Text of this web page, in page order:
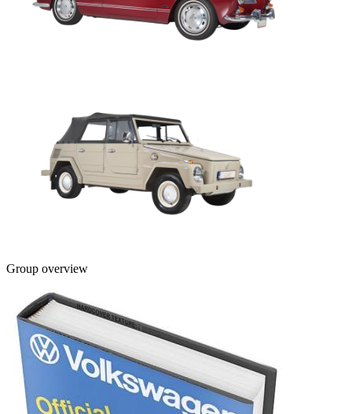
Group overview